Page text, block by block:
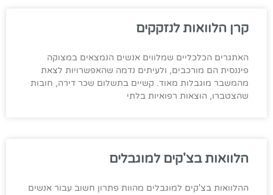
קרן הלוואות לנזקקים
האתגרים הכלכליים שמלווים אנשים הנמצאים במצוקה
פיננסית הם מורכבים, ולעיתים נדמה שהאפשרויות לצאת
מהמשבר מוגבלות מאוד. קשיים בתשלום שכר דירה, חובות
שהצטברו, הוצאות רפואיות בלתי
הלוואות בצ'קים למוגבלים
ההלוואות בצ'קים למוגבלים מהוות פתרון חשוב עבור אנשים